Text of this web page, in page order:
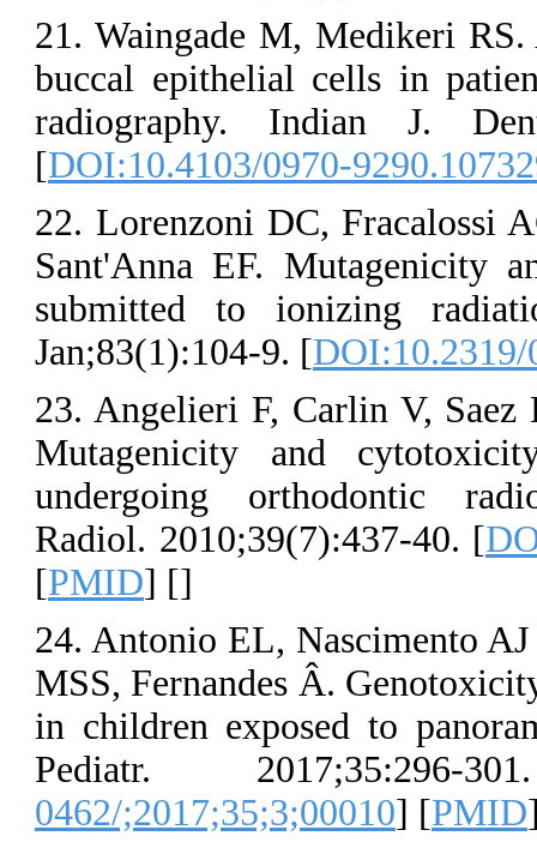
21. Waingade
buccal
[DOI:10.4103/
22. Lorenzoni
Sant'Anna
submitted to
Jan;83(1):104-
23. Angelieri
Mutagenicity
undergoing
Radiol.
24. Antonio
MSS,
in children
Pediatr.
0462/